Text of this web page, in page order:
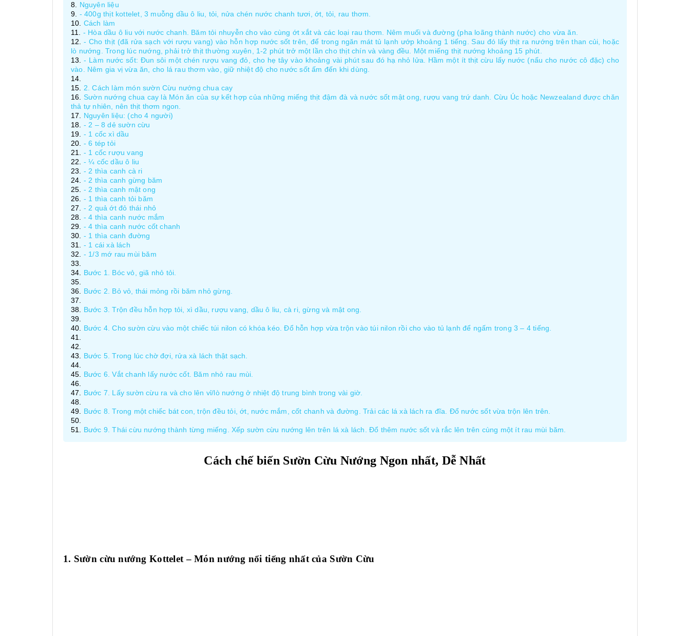
Nguyên liệu
- 400g thịt kottelet, 3 muỗng dầu ô liu, tỏi, nửa chén nước chanh tươi, ớt, tỏi, rau thơm.
Cách làm
- Hòa dầu ô liu với nước chanh. Băm tỏi nhuyễn cho vào cùng ớt xắt và các loại rau thơm. Nêm muối và đường (pha loãng thành nước) cho vừa ăn.
- Cho thịt (đã rửa sạch với rượu vang) vào hỗn hợp nước sốt trên, để trong ngăn mát tủ lạnh ướp khoảng 1 tiếng. Sau đó lấy thịt ra nướng trên than củi, hoặc
lò nướng. Trong lúc nướng, phải trở thịt thường xuyên, 1-2 phút trở một lần cho thịt chín và vàng đều. Một miếng thịt nướng khoảng 15 phút.
- Làm nước sốt: Đun sôi một chén rượu vang đỏ, cho hẹ tây vào khoảng vài phút sau đó hạ nhỏ lửa. Hầm một ít thịt cừu lấy nước (nấu cho nước cô đặc) cho
vào. Nêm gia vị vừa ăn, cho lá rau thơm vào, giữ nhiệt độ cho nước sốt ấm đến khi dùng.
2. Cách làm món sườn Cừu nướng chua cay
Sườn nướng chua cay là Món ăn của sự kết hợp của những miếng thịt đậm đà và nước sốt mật ong, rượu vang trứ danh. Cừu Úc hoặc Newzealand được chăn
thả tự nhiên, nên thịt thơm ngon.
Nguyên liệu: (cho 4 người)
- 2 – 8 dẻ sườn cừu
- 1 cốc xì dầu
- 6 tép tỏi
- 1 cốc rượu vang
- ¼ cốc dầu ô liu
- 2 thìa canh cà ri
- 2 thìa canh gừng băm
- 2 thìa canh mật ong
- 1 thìa canh tỏi băm
- 2 quả ớt đỏ thái nhỏ
- 4 thìa canh nước mắm
- 4 thìa canh nước cốt chanh
- 1 thìa canh đường
- 1 cái xà lách
- 1/3 mớ rau mùi băm
Bước 1. Bóc vỏ, giã nhỏ tỏi.
Bước 2. Bỏ vỏ, thái mỏng rồi băm nhỏ gừng.
Bước 3. Trộn đều hỗn hợp tỏi, xì dầu, rượu vang, dầu ô liu, cà ri, gừng và mật ong.
Bước 4. Cho sườn cừu vào một chiếc túi nilon có khóa kéo. Đổ hỗn hợp vừa trộn vào túi nilon rồi cho vào tủ lạnh để ngấm trong 3 – 4 tiếng.
Bước 5. Trong lúc chờ đợi, rửa xà lách thật sạch.
Bước 6. Vắt chanh lấy nước cốt. Băm nhỏ rau mùi.
Bước 7. Lấy sườn cừu ra và cho lên vỉ/lò nướng ở nhiệt độ trung bình trong vài giờ.
Bước 8. Trong một chiếc bát con, trộn đều tỏi, ớt, nước mắm, cốt chanh và đường. Trải các lá xà lách ra đĩa. Đổ nước sốt vừa trộn lên trên.
Bước 9. Thái cừu nướng thành từng miếng. Xếp sườn cừu nướng lên trên lá xà lách. Đổ thêm nước sốt và rắc lên trên cùng một ít rau mùi băm.
Cách chế biến Sườn Cừu Nướng Ngon nhất, Dễ Nhất
1. Sườn cừu nướng Kottelet – Món nướng nổi tiếng nhất của Sườn Cừu